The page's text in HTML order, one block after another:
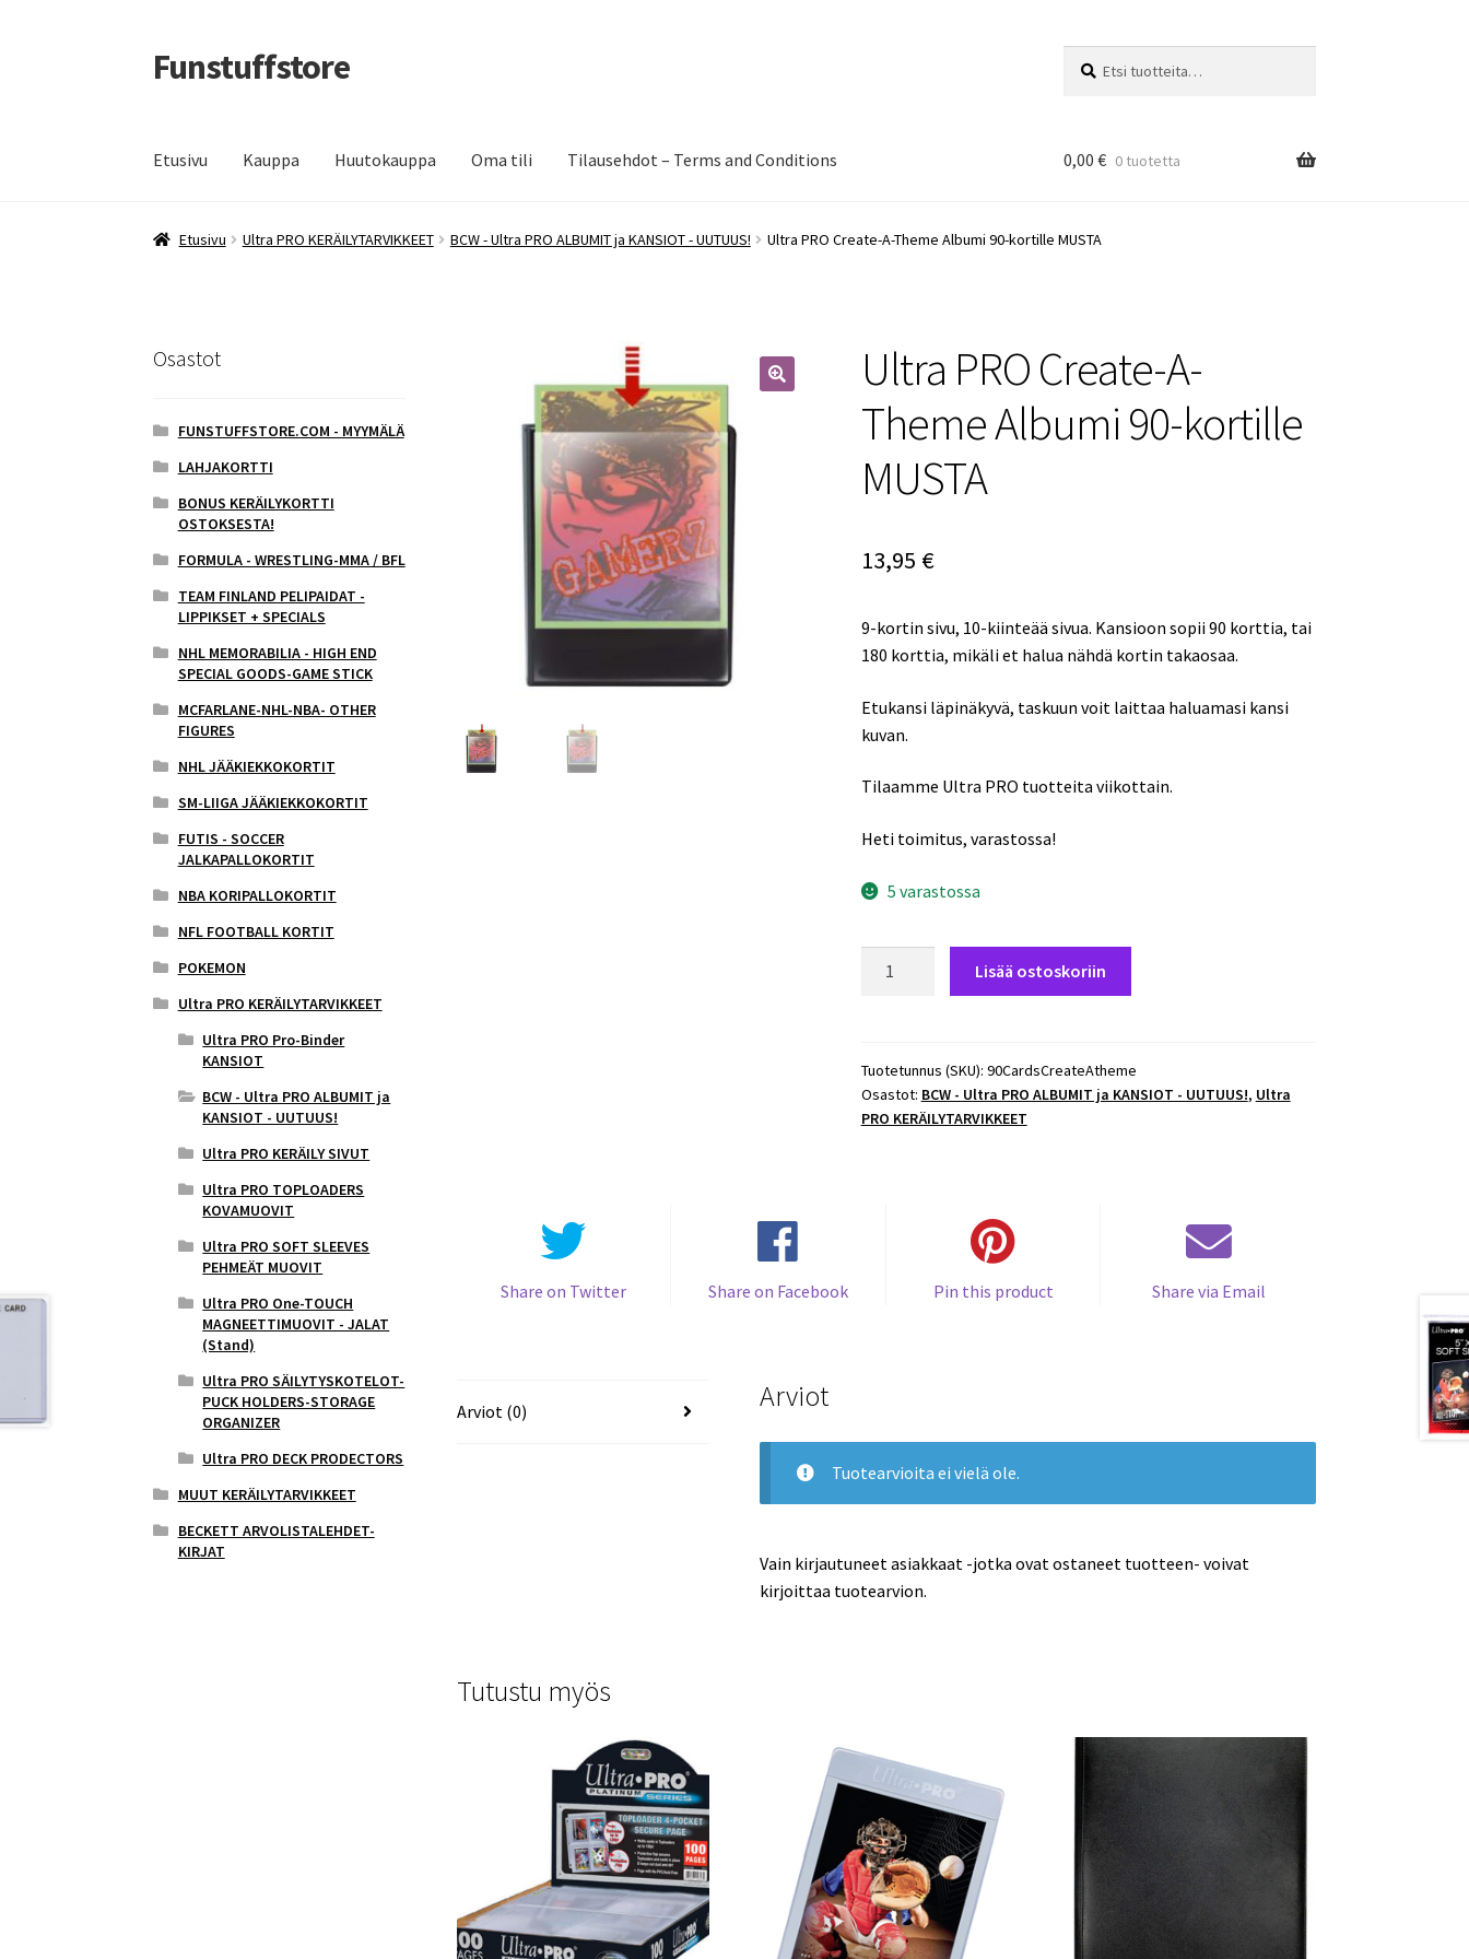
Siirry
navigointiin
Siirry
sisältöön
Funstuffstore
Etusivu Kauppa Huutokauppa Oma tili Tilausehdot – Terms and Conditions 0,00 € 0 tuotetta
Etusivu Ultra PRO KERÄILYTARVIKKEET BCW - Ultra PRO ALBUMIT ja KANSIOT - UUTUUS! Ultra PRO Create-A-Theme Albumi 90-kortille MUSTA
Ultra PRO Create-A-
Theme Albumi 90-kortille
MUSTA
13,95 €
9-kortin sivu, 10-kiinteää sivua. Kansioon sopii 90 korttia, tai
180 korttia, mikäli et halua nähdä kortin takaosaa.
Etukansi läpinäkyvä, taskuun voit laittaa haluamasi kansi
kuvan.
Tilaamme Ultra PRO tuotteita viikottain.
Heti toimitus, varastossa!
5 varastossa
Theme
Albumi
90-
Lisää ostoskoriin
Tuotetunnus (SKU): 90CardsCreateAtheme
Osastot: BCW - Ultra PRO ALBUMIT ja KANSIOT - UUTUUS!, Ultra
PRO KERÄILYTARVIKKEET
Share on Twitter Share on Facebook Pin this product Share via Email
Arviot (0) Arviot
Tuotearvioita ei vielä ole.
Vain kirjautuneet asiakkaat -jotka ovat ostaneet tuotteen- voivat
kirjoittaa tuotearvion.
Tutustu myös
Osastot
FUNSTUFFSTORE.COM - MYYMÄLÄ
LAHJAKORTTI
BONUS KERÄILYKORTTI
OSTOKSESTA!
FORMULA - WRESTLING-MMA / BFL
TEAM FINLAND PELIPAIDAT -
LIPPIKSET + SPECIALS
NHL MEMORABILIA - HIGH END
SPECIAL GOODS-GAME STICK
MCFARLANE-NHL-NBA- OTHER
FIGURES
NHL JÄÄKIEKKOKORTIT
SM-LIIGA JÄÄKIEKKOKORTIT
FUTIS - SOCCER
JALKAPALLOKORTIT
NBA KORIPALLOKORTIT
NFL FOOTBALL KORTIT
POKEMON
Ultra PRO KERÄILYTARVIKKEET
Ultra PRO Pro-Binder
KANSIOT
BCW - Ultra PRO ALBUMIT ja
KANSIOT - UUTUUS!
Ultra PRO KERÄILY SIVUT
Ultra PRO TOPLOADERS
KOVAMUOVIT
Ultra PRO SOFT SLEEVES
PEHMEÄT MUOVIT
Ultra PRO One-TOUCH
MAGNEETTIMUOVIT - JALAT
(Stand)
Ultra PRO SÄILYTYSKOTELOT-
PUCK HOLDERS-STORAGE
ORGANIZER
Ultra PRO DECK PRODECTORS
MUUT KERÄILYTARVIKKEET
BECKETT ARVOLISTALEHDET-
KIRJAT